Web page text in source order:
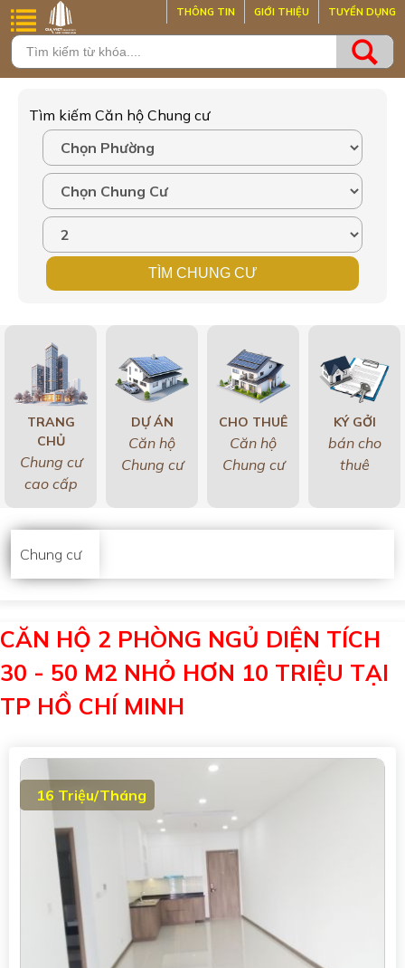
THÔNG TIN GIỚI THIỆU TUYỂN DỤNG
Tìm kiếm Căn hộ Chung cư
TRANG
CHỦ
Chung cư
cao cấp
DỰ ÁN
Căn hộ
Chung cư
CHO THUÊ
Căn hộ
Chung cư
KÝ GỞI
bán cho
thuê
Chung cư
CĂN HỘ 2 PHÒNG NGỦ DIỆN TÍCH
30 - 50 M2 NHỎ HƠN 10 TRIỆU TẠI
TP HỒ CHÍ MINH
16 Triệu/Tháng